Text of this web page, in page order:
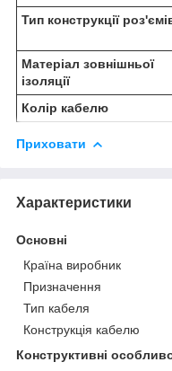
Тип конструкції
Матеріал зовнішньої
ізоляції
Колір кабелю
Приховати
Характеристики
Основні
Країна виробник
Призначення
Тип кабеля
Конструкція кабелю
Конструктивні